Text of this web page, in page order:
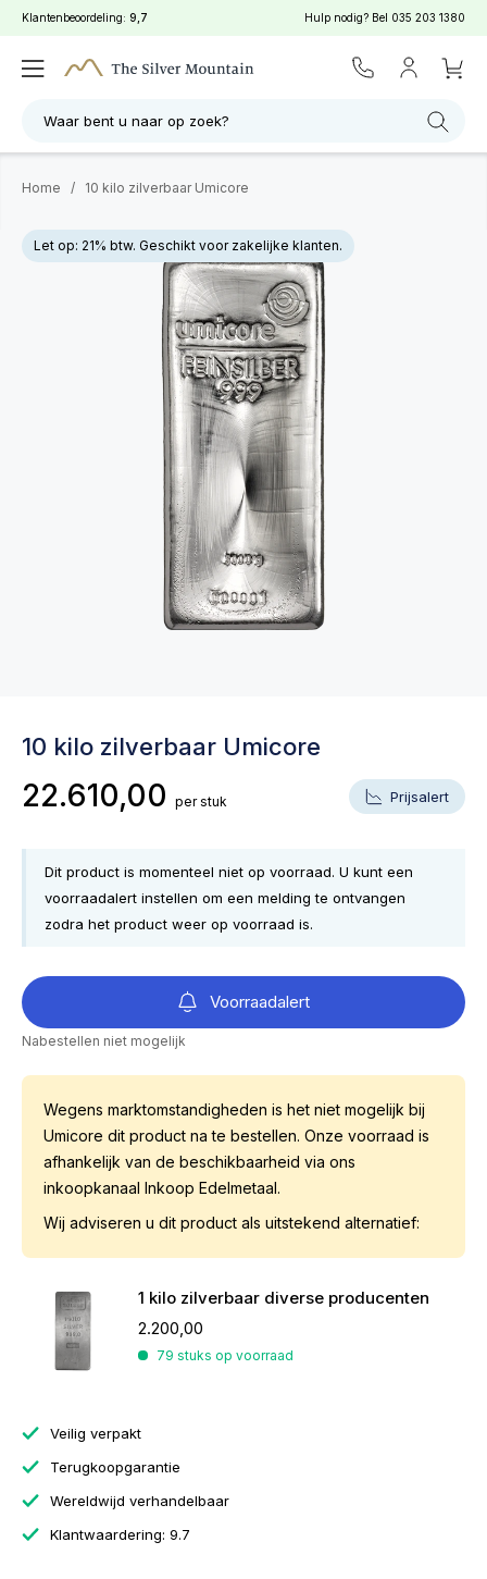
Klantenbeoordeling: 9,7 Hulp nodig? Bel 035 203 1380
Waar bent u naar op zoek?
Home / 10 kilo zilverbaar Umicore
Let op: 21% btw. Geschikt voor zakelijke klanten.
10 kilo zilverbaar Umicore
22.610,00 per stuk Prijsalert
Dit product is momenteel niet op voorraad. U kunt een
voorraadalert instellen om een melding te ontvangen
zodra het product weer op voorraad is.
Voorraadalert
Nabestellen niet mogelijk
Wegens marktomstandigheden is het niet mogelijk bij
Umicore dit product na te bestellen. Onze voorraad is
afhankelijk van de beschikbaarheid via ons
inkoopkanaal Inkoop Edelmetaal.
Wij adviseren u dit product als uitstekend alternatief:
1 kilo zilverbaar diverse producenten
2.200,00
79 stuks op voorraad
Veilig verpakt
Terugkoopgarantie
Wereldwijd verhandelbaar
Klantwaardering: 9.7